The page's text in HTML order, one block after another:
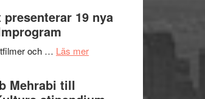
trailern
för
X-
I
presenterar 19 nya
och … Läs merom
Mehrabi till